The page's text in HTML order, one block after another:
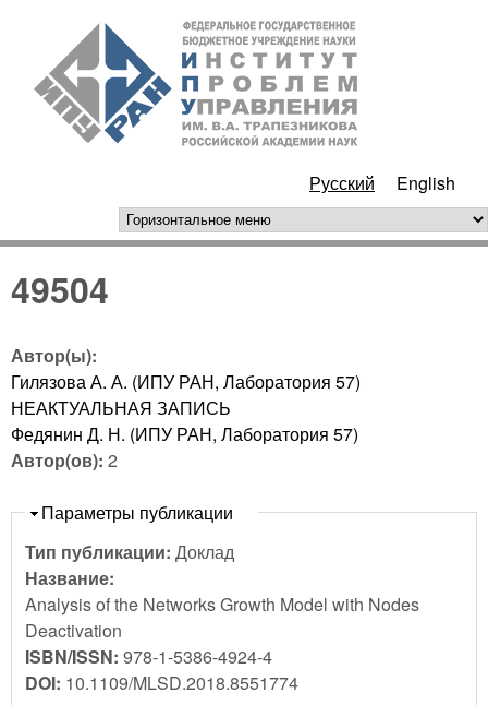
Перейти к основному
содержанию
РАН
Русский English
горизонтальное меню
49504
Автор(ы):
Гилязова А. А. (ИПУ РАН, Лаборатория 57)
НЕАКТУАЛЬНАЯ ЗАПИСЬ
Федянин Д. Н. (ИПУ РАН, Лаборатория 57)
Автор(ов): 2
Скрыть
Параметры публикации
Тип публикации: Доклад
Название:
Analysis of the Networks Growth Model with Nodes
Deactivation
ISBN/ISSN: 978-1-5386-4924-4
DOI: 10.1109/MLSD.2018.8551774